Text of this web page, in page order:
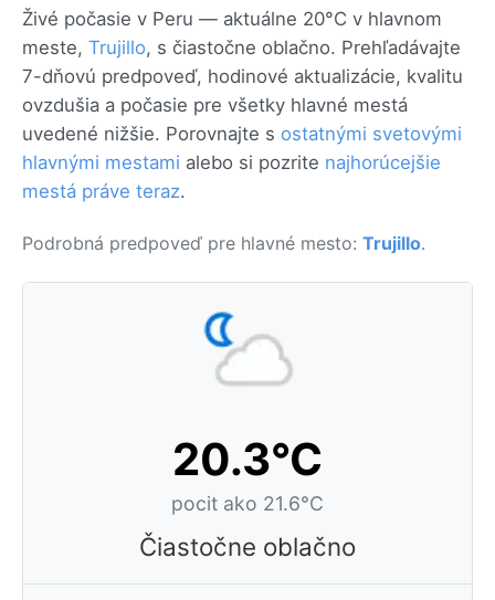
Živé počasie v Peru — aktuálne 20°C v hlavnom
meste, Trujillo, s čiastočne oblačno. Prehľadávajte
7-dňovú predpoveď, hodinové aktualizácie, kvalitu
ovzdušia a počasie pre všetky hlavné mestá
uvedené nižšie. Porovnajte s ostatnými svetovými
hlavnými mestami alebo si pozrite najhorúcejšie
mestá práve teraz.
Podrobná predpoveď pre hlavné mesto: Trujillo.
20.3°C
pocit ako 21.6°C
Čiastočne oblačno